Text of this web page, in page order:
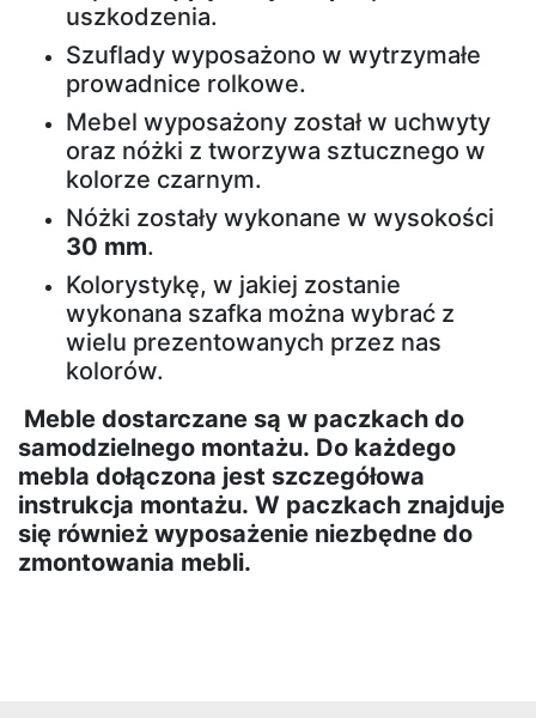
przesuwne
Szafy
otwierane
Ławki
Ławki
tapicerowane
Sofy
Sofy
skandynawskie
Pufy
uszkodzenia.
Szuflady wyposażono w wytrzymałe
prowadnice rolkowe.
Mebel wyposażony został w uchwyty
oraz nóżki z tworzywa sztucznego w
kolorze czarnym.
Nóżki zostały wykonane w wysokości
30 mm.
Kolorystykę, w jakiej zostanie
wykonana szafka można wybrać z
wielu prezentowanych przez nas
kolorów.
Meble dostarczane są w paczkach do
samodzielnego montażu. Do każdego
mebla dołączona jest szczegółowa
instrukcja montażu. W paczkach znajduje
się również wyposażenie niezbędne do
zmontowania mebli.